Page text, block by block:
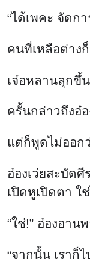
“ได้เพคะ จัดก
คนที่เหลือต่าง
เจ๋อหลานลุกขึ้
ครั้นกล่าวถึงอ๋
แต่ก็พูดไม่ออก
อ๋องเว่ยสะบัด
เปิดหูเปิดตา ใ
“ใช่!” อ๋องอาน
“จากนั้น เราก็